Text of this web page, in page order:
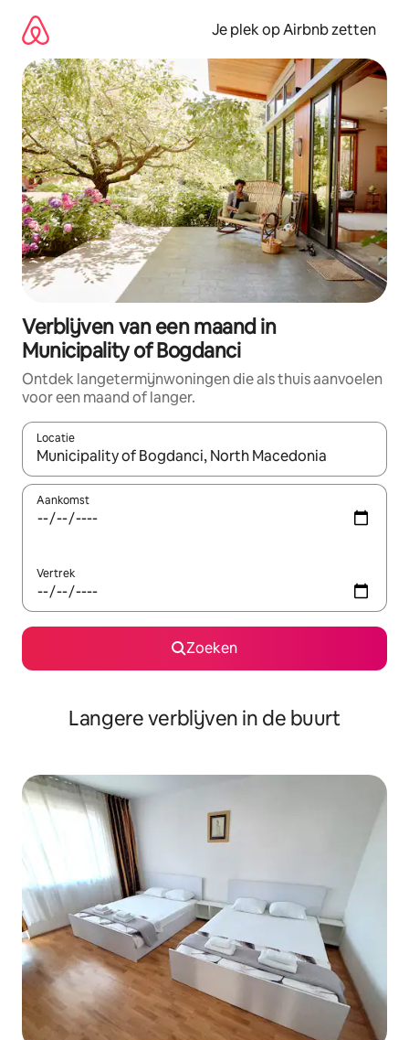
direct
naar
inhoud
Je plek op Airbnb zetten
Verblijven van een maand in
Municipality of Bogdanci
Ontdek langetermijnwoningen die als thuis aanvoelen
voor een maand of langer.
Locatie
Wanneer er resultaten beschikbaar zijn, maak je een keuze
Aankomst
Vertrek
Zoeken
Langere verblijven in de buurt